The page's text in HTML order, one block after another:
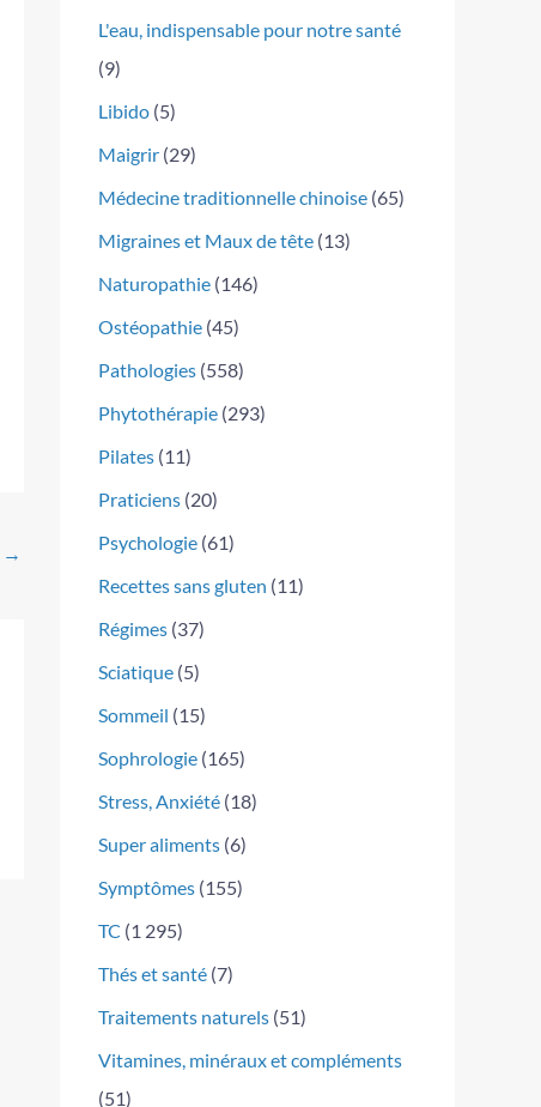
→
L'eau, indispensable pour notre santé
(9)
Libido (5)
Maigrir (29)
Médecine traditionnelle chinoise (65)
Migraines et Maux de tête (13)
Naturopathie (146)
Ostéopathie (45)
Pathologies (558)
Phytothérapie (293)
Pilates (11)
Praticiens (20)
Psychologie (61)
Recettes sans gluten (11)
Régimes (37)
Sciatique (5)
Sommeil (15)
Sophrologie (165)
Stress, Anxiété (18)
Super aliments (6)
Symptômes (155)
TC (1 295)
Thés et santé (7)
Traitements naturels (51)
Vitamines, minéraux et compléments
(51)